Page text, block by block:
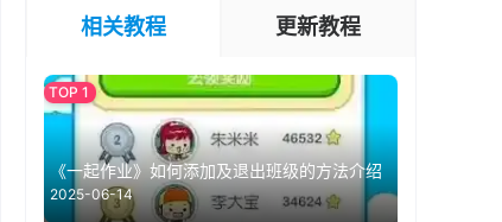
相关教程 更新教程
《一起作业》如何添加及退出班级的方法介绍
2025-06-14